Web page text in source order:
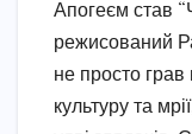
Апогеєм став
режисований
не просто грав
культуру та